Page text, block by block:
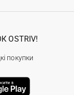
OSTRIV!
покупки